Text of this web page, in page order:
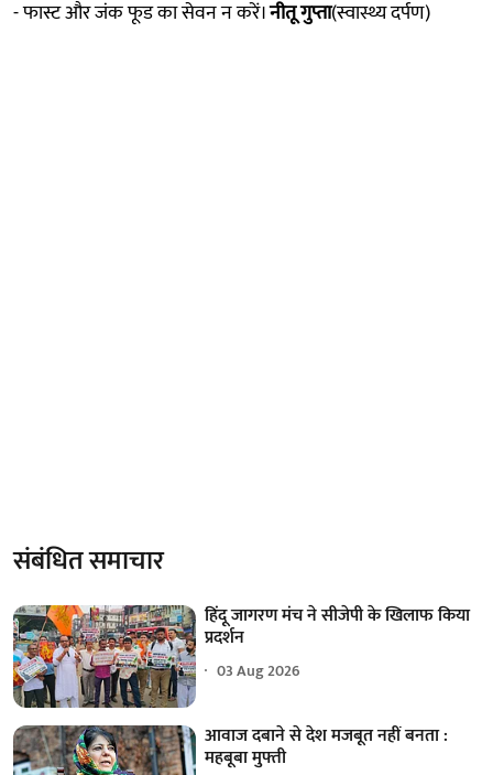
- फास्ट और जंक फूड का सेवन न करें।नीतू गुप्ता(स्वास्थ्य दर्पण)
संबंधित समाचार
हिंदू जागरण मंच ने सीजेपी के खिलाफ किया
प्रदर्शन
03 Aug 2026
आवाज दबाने से देश मजबूत नहीं बनता :
महबूबा मुफ्ती